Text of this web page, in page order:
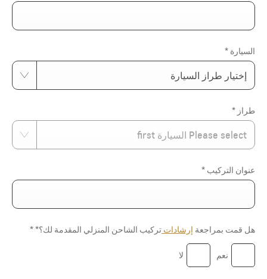
السيارة *
إختيار طراز السيارة
طراز *
Please select السيارة first
عنوان التركيب *
هل قمت بمراجعة إرشادات تركيب الشاحن المنزلي المقدمة لك؟**
نعم لا